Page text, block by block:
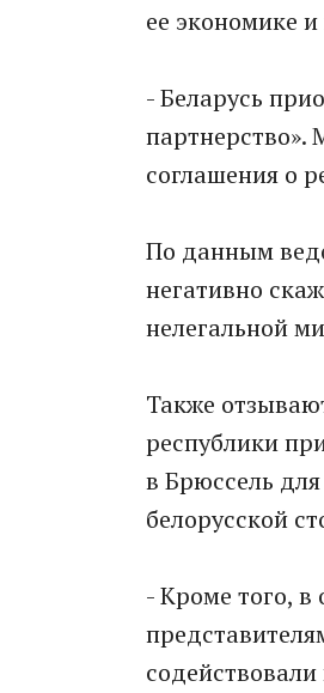
ее экономике
- Беларусь
соглашения о
По данным
негативно
нелегальной
Также
республики
в Брюссель
белорусской
- Кроме того, в